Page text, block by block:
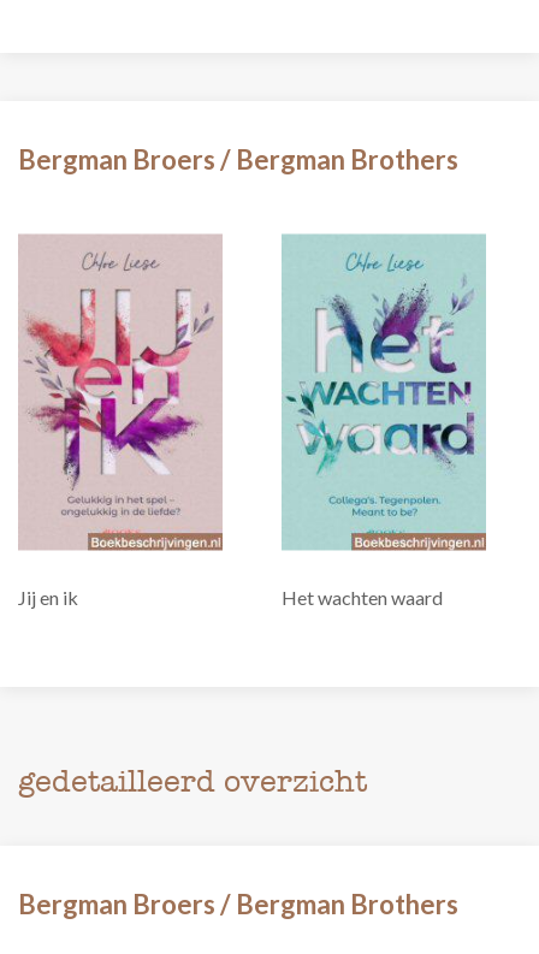
Bergman Broers / Bergman Brothers
Jij en ik Het wachten waard
gedetailleerd overzicht
Bergman Broers / Bergman Brothers